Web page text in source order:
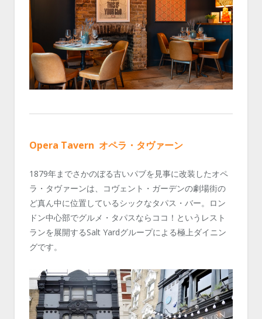
Opera Tavern オペラ・タヴァーン
1879年までさかのぼる古いパブを見事に改装したオペ
ラ・タヴァーンは、コヴェント・ガーデンの劇場街の
ど真ん中に位置しているシックなタパス・バー。ロン
ドン中心部でグルメ・タパスならココ！というレスト
ランを展開するSalt Yardグループによる極上ダイニン
グです。